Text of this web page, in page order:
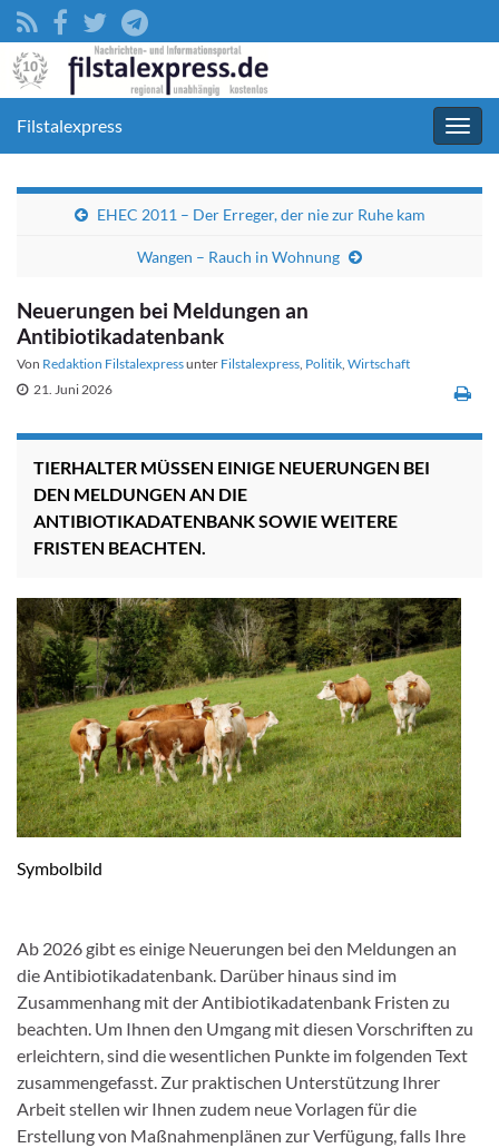
Filstalexpress
EHEC 2011 – Der Erreger, der nie zur Ruhe kam
Wangen – Rauch in Wohnung
Neuerungen bei Meldungen an
Antibiotikadatenbank
Von Redaktion Filstalexpressunter Filstalexpress, Politik, Wirtschaft
21. Juni 2026
TIERHALTER MÜSSEN EINIGE NEUERUNGEN BEI
DEN MELDUNGEN AN DIE
ANTIBIOTIKADATENBANK SOWIE WEITERE
FRISTEN BEACHTEN.
Symbolbild
Ab 2026 gibt es einige Neuerungen bei den Meldungen an
die Antibiotikadatenbank. Darüber hinaus sind im
Zusammenhang mit der Antibiotikadatenbank Fristen zu
beachten. Um Ihnen den Umgang mit diesen Vorschriften zu
erleichtern, sind die wesentlichen Punkte im folgenden Text
zusammengefasst. Zur praktischen Unterstützung Ihrer
Arbeit stellen wir Ihnen zudem neue Vorlagen für die
Erstellung von Maßnahmenplänen zur Verfügung, falls Ihre